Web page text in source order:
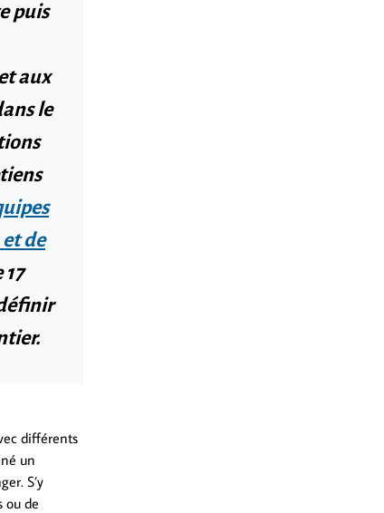
puis
aux
le
de
différents
un
S’y
ou de